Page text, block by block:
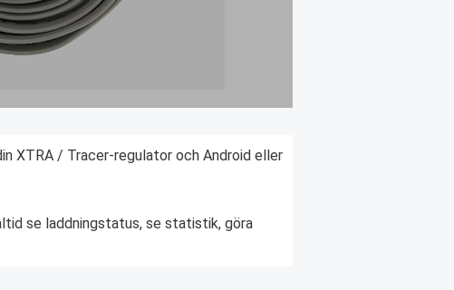
XTRA / Tracer-regulator och Android eller
se laddningstatus, se statistik, göra